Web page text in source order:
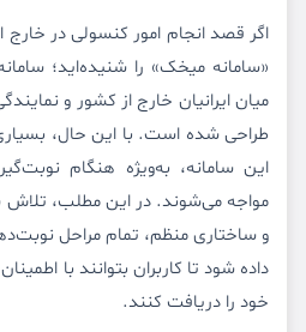
اگر قصد انجام امور کنسولی در خارج
«سامانه میخک» را شنیده‌اید؛
میان ایرانیان خارج از کشور و
طراحی شده است. با این حال، بسیاری
این سامانه، به‌ویژه هنگام
مواجه می‌شوند. در این مطلب، تلاش
و ساختاری منظم، تمام مراحل
داده شود تا کاربران بتوانند با
خود را دریافت کنند.